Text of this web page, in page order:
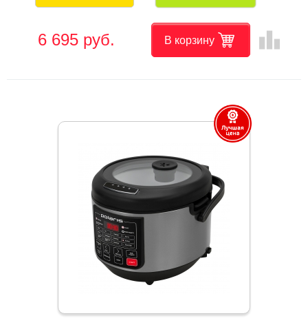
6 695 руб. В корзину leaderboard